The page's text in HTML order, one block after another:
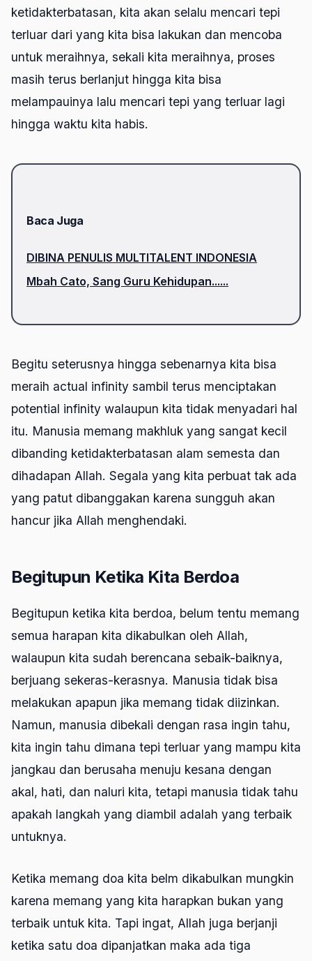
ketidakterbatasan, kita akan selalu mencari tepi
terluar dari yang kita bisa lakukan dan mencoba
untuk meraihnya, sekali kita meraihnya, proses
masih terus berlanjut hingga kita bisa
melampauinya lalu mencari tepi yang terluar lagi
hingga waktu kita habis.
Baca Juga
DIBINA PENULIS MULTITALENT INDONESIA
Mbah Cato, Sang Guru Kehidupan......
Begitu seterusnya hingga sebenarnya kita bisa
meraih actual infinity sambil terus menciptakan
potential infinity walaupun kita tidak menyadari hal
itu. Manusia memang makhluk yang sangat kecil
dibanding ketidakterbatasan alam semesta dan
dihadapan Allah. Segala yang kita perbuat tak ada
yang patut dibanggakan karena sungguh akan
hancur jika Allah menghendaki.
Begitupun Ketika Kita Berdoa
Begitupun ketika kita berdoa, belum tentu memang
semua harapan kita dikabulkan oleh Allah,
walaupun kita sudah berencana sebaik-baiknya,
berjuang sekeras-kerasnya. Manusia tidak bisa
melakukan apapun jika memang tidak diizinkan.
Namun, manusia dibekali dengan rasa ingin tahu,
kita ingin tahu dimana tepi terluar yang mampu kita
jangkau dan berusaha menuju kesana dengan
akal, hati, dan naluri kita, tetapi manusia tidak tahu
apakah langkah yang diambil adalah yang terbaik
untuknya.
Ketika memang doa kita belm dikabulkan mungkin
karena memang yang kita harapkan bukan yang
terbaik untuk kita. Tapi ingat, Allah juga berjanji
ketika satu doa dipanjatkan maka ada tiga